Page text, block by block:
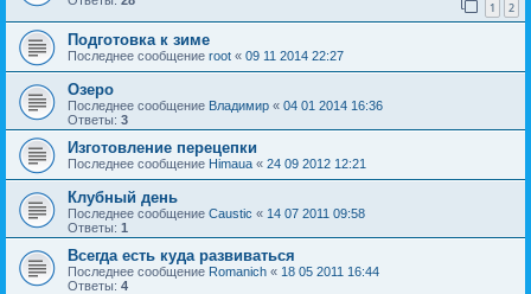
1 2
Подготовка к зиме
Последнее сообщение root « 09 11 2014 22:27
Озеро
Последнее сообщение Владимир « 04 01 2014 16:36
Ответы: 3
Изготовление перецепки
Последнее сообщение Himaua « 24 09 2012 12:21
Клубный день
Последнее сообщение Caustic « 14 07 2011 09:58
Ответы: 1
Всегда есть куда развиваться
Последнее сообщение Romanich « 18 05 2011 16:44
Ответы: 4